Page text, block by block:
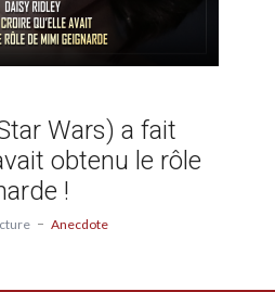
Wars) a fait
obtenu le rôle
!
Anecdote